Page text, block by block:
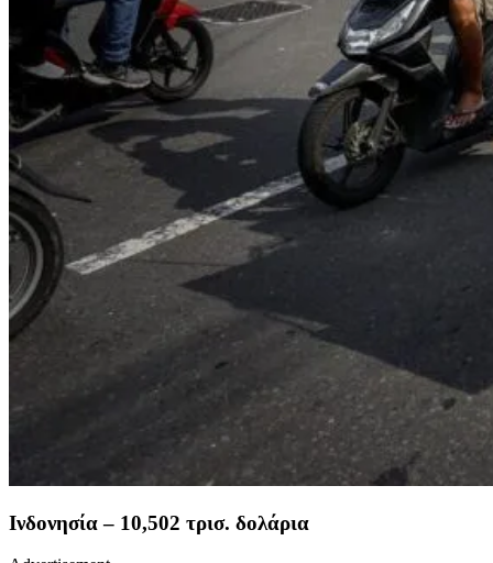
Ινδονησία – 10,502 τρισ. δολάρια